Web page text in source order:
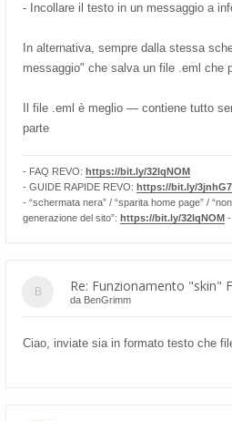
- Incollare il testo in un messaggio a
In alternativa, sempre dalla stessa
messaggio" che salva un file .eml che
Il file .eml è meglio — contiene tutto
parte
- FAQ REVO: https://bit.ly/32lqNOM
- GUIDE RAPIDE REVO: https://bit.ly/
- “schermata nera” / “sparita home page” /
generazione del sito”: https://bit.ly/32lqNOM -
Re: Funzionamento "skin"
da BenGrimm
Ciao, inviate sia in formato testo che